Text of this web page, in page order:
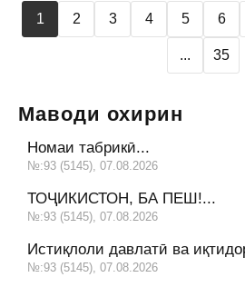
1 2 3 4 5 6
... 35
Маводи охирин
Номаи табрикӣ...
№:93 (5145), 07.08.2026
ТОҶИКИСТОН, БА ПЕШ!...
№:93 (5145), 07.08.2026
Истиқлоли давлатӣ ва
№:93 (5145), 07.08.2026